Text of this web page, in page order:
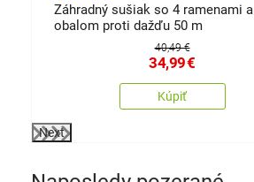
Záhradný sušiak so 4 ramenami a
obalom proti dažďu 50 m
40,49 €
34,99€
Kúpiť
Next